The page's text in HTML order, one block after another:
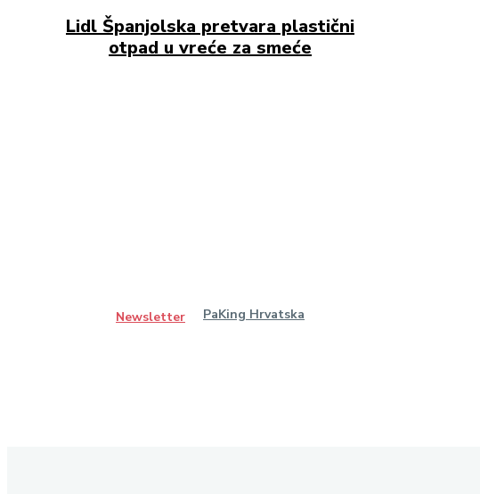
Lidl Španjolska pretvara plastični
otpad u vreće za smeće
Newsletter PaKing Hrvatska